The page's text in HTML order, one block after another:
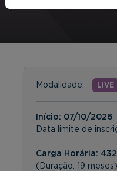
Modalidade: LIVE
Início: 07/10/2026
Data limite de
Carga Horária:
(Duração: 19 meses)